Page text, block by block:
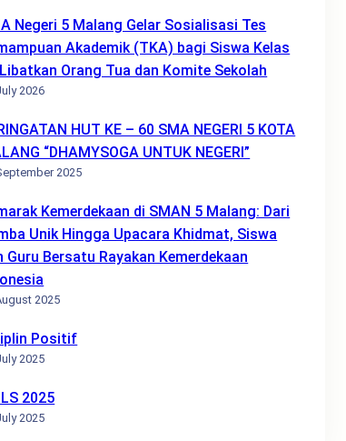
Negeri 5 Malang Gelar Sosialisasi Tes
Akademik (TKA) bagi Siswa Kelas
Orang Tua dan Komite Sekolah
2026
HUT KE – 60 SMA NEGERI 5 KOTA
“DHAMYSOGA UNTUK NEGERI”
2025
Kemerdekaan di SMAN 5 Malang: Dari
Unik Hingga Upacara Khidmat, Siswa
Guru Bersatu Rayakan Kemerdekaan
2025
Positif
2025
2025
2025